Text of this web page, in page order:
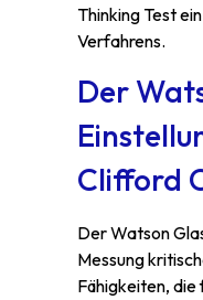
Thinking Test
Verfahrens.
Der
Clifford
Der Watson
Messung
Fähigkeiten,